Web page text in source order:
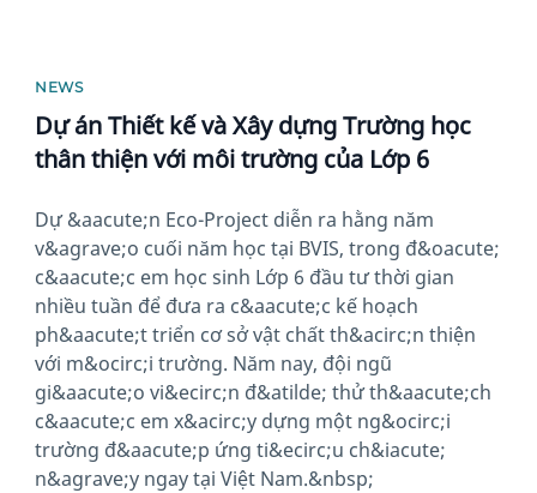
NEWS
Dự án Thiết kế và Xây dựng Trường học
thân thiện với môi trường của Lớp 6
Dự &aacute;n Eco-Project diễn ra hằng năm
v&agrave;o cuối năm học tại BVIS, trong đ&oacute;
c&aacute;c em học sinh Lớp 6 đầu tư thời gian
nhiều tuần để đưa ra c&aacute;c kế hoạch
ph&aacute;t triển cơ sở vật chất th&acirc;n thiện
với m&ocirc;i trường. Năm nay, đội ngũ
gi&aacute;o vi&ecirc;n đ&atilde; thử th&aacute;ch
c&aacute;c em x&acirc;y dựng một ng&ocirc;i
trường đ&aacute;p ứng ti&ecirc;u ch&iacute;
n&agrave;y ngay tại Việt Nam.&nbsp;